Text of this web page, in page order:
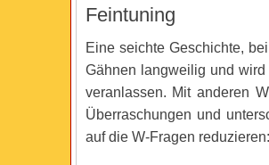
Feintuning
Eine seichte Geschichte,
Gähnen langweilig und
veranlassen. Mit anderen
Überraschungen und
auf die W-Fragen